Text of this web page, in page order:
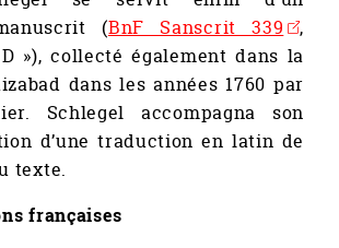
(BnF Sanscrit 339
,
»), collecté également dans la
dans les années 1760 par
Schlegel accompagna son
d’une traduction en latin de
texte.
françaises